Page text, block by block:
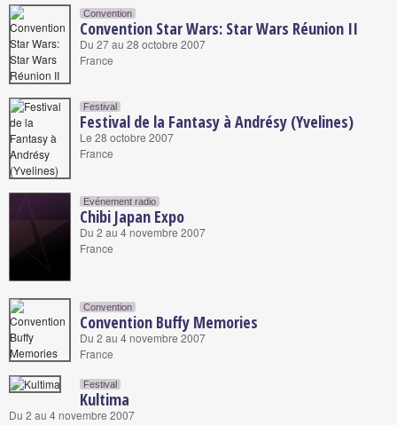
Convention
Convention Star Wars: Star Wars Réunion II
Du 27 au 28 octobre 2007
France
Festival
Festival de la Fantasy à Andrésy (Yvelines)
Le 28 octobre 2007
France
Evénement radio
Chibi Japan Expo
Du 2 au 4 novembre 2007
France
Convention
Convention Buffy Memories
Du 2 au 4 novembre 2007
France
Festival
Kultima
Du 2 au 4 novembre 2007